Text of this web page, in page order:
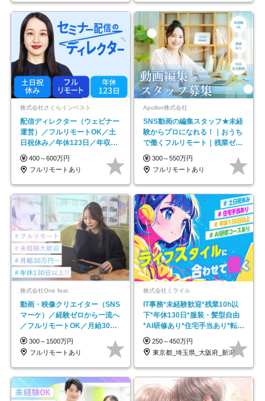
株式会社さくらインベスト
配信ディレクター（ウェビナー
運営）／フルリモートOK／土
日祝休み／年休123日／年収
600万円可
400～600万円
フルリモートあり
Apollon株式会社
SNS動画の編集スタッフ★未経
験からプロになれる！｜おうち
で働くフルリモート｜残業ゼロ
で18時退勤◎
300～550万円
フルリモートあり
株式会社One feat.
動画・映像クリエイター（SNS
マーケ）／経験ゼロから一流へ
／フルリモートOK／月給30万
円～／年休130日以上
300～1500万円
フルリモートあり
株式会社ミライル
IT事務*未経験歓迎*残業10h以
下*年休130日*服装・髪型自由
*AI研修あり*住宅手当あり*転勤
なし
250～450万円
東京都_埼玉県_大阪府_新潟県_福岡県